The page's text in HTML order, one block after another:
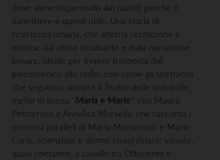
dove viene risparmiato dai nazisti perché è
panettiere e quindi utile. Una storia di
resistenza umana, che alterna recitazione e
musica, dal ritmo incalzante e dalla narrazione
lineare, ideale per essere trasposta dal
palcoscenico alla radio, così come gli spettacoli
che seguono: sempre il Teatro delle quisquilie,
mette in scena “Maria e Marie”, con Maura
Pettorruso e Annalisa Morsella, che racconta i
percorsi paralleli di Maria Montessori e Marie
Curie, scienziate e donne straordinarie vissute,
quasi coetanee, a cavallo tra Ottocento e